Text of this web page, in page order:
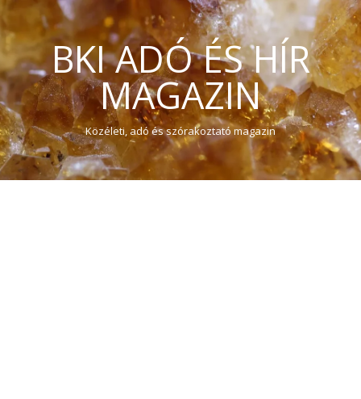
BKI ADÓ ÉS HÍR
MAGAZIN
Közéleti, adó és szórakoztató magazin